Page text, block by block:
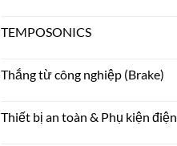
TEMPOSONICS
Thắng từ công nghiệp (Brake)
Thiết bị an toàn & Phụ kiện điện